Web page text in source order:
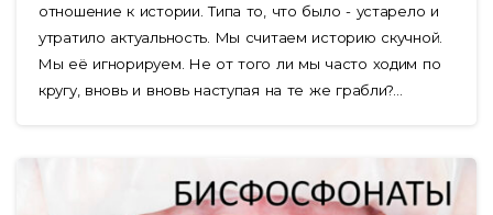
отношение к истории. Типа то, что было - устарело и
утратило актуальность. Мы считаем историю скучной.
Мы её игнорируем. Не от того ли мы часто ходим по
кругу, вновь и вновь наступая на те же грабли?...